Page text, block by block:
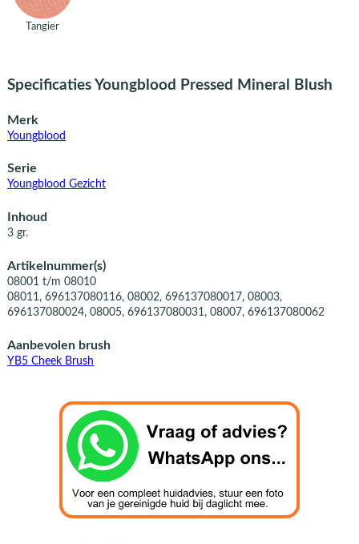
Tangier
Specificaties Youngblood Pressed Mineral Blush
Merk
Youngblood
Serie
Youngblood Gezicht
Inhoud
3 gr.
Artikelnummer(s)
08001 t/m 08010
08011, 696137080116, 08002, 696137080017, 08003,
696137080024, 08005, 696137080031, 08007, 696137080062
Aanbevolen brush
YB5 Cheek Brush